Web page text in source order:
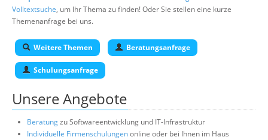
Volltextsuche, um Ihr Thema zu finden! Oder Sie stellen eine kurze
Themenanfrage bei uns.
Weitere Themen Beratungsanfrage
Schulungsanfrage
Unsere Angebote
Beratungzu Softwareentwicklung und IT-Infrastruktur
Individuelle Firmenschulungenonline oder bei Ihnen im Haus